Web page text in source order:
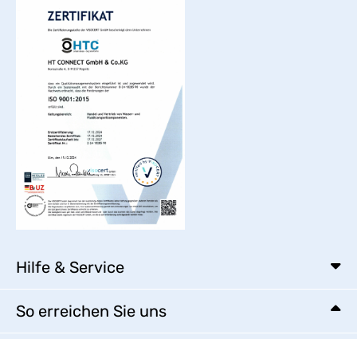
Hilfe & Service
So erreichen Sie uns